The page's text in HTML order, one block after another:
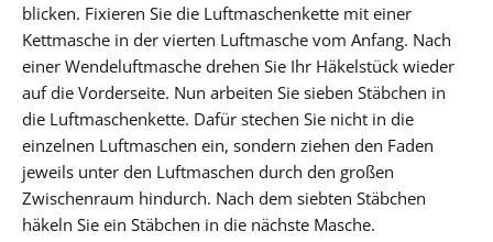
blicken. Fixieren Sie die Luftmaschenkette mit einer
Kettmasche in der vierten Luftmasche vom Anfang. Nach
einer Wendeluftmasche drehen Sie Ihr Häkelstück wieder
auf die Vorderseite. Nun arbeiten Sie sieben Stäbchen in
die Luftmaschenkette. Dafür stechen Sie nicht in die
einzelnen Luftmaschen ein, sondern ziehen den Faden
jeweils unter den Luftmaschen durch den großen
Zwischenraum hindurch. Nach dem siebten Stäbchen
häkeln Sie ein Stäbchen in die nächste Masche.